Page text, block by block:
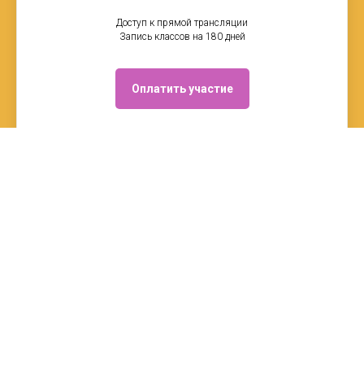
Доступ к прямой трансляции
Запись классов на 180 дней
Оплатить участие